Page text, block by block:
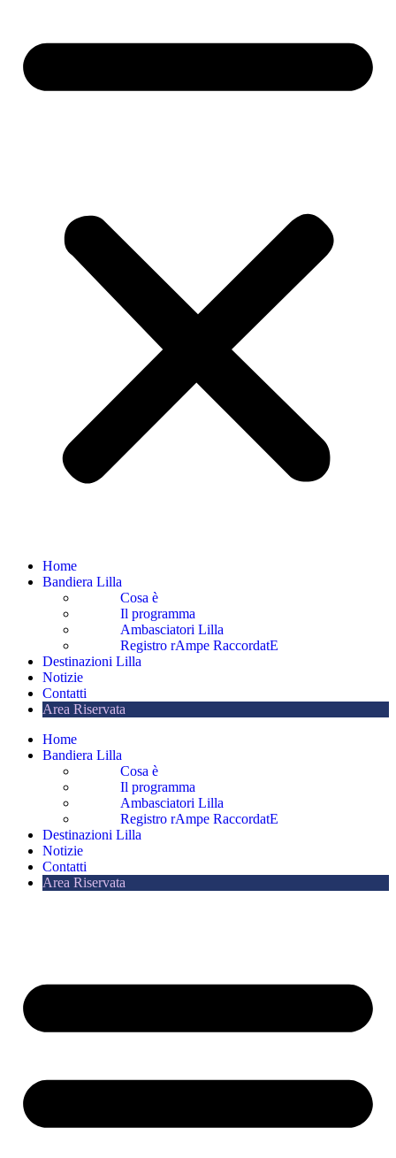
Home
Bandiera Lilla
Cosa è
Il programma
Ambasciatori Lilla
Registro rAmpe RaccordatE
Destinazioni Lilla
Notizie
Contatti
Area Riservata
Home
Bandiera Lilla
Cosa è
Il programma
Ambasciatori Lilla
Registro rAmpe RaccordatE
Destinazioni Lilla
Notizie
Contatti
Area Riservata